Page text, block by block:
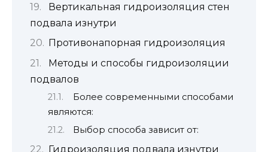
Вертикальная гидроизоляция стен
подвала изнутри
Противонапорная гидроизоляция
Методы и способы гидроизоляции
подвалов
Более современными способами
являются:
Выбор способа зависит от:
Гидроизоляция подвала изнутри